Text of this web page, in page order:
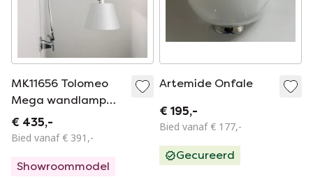
MK11656 Tolomeo
Mega wandlamp
van Michele De
Lucchi & Giancarlo
Artemide
€ 435,-
Bied vanaf € 391,-
Showroommodel
Artemide Onfale
€ 195,-
Bied vanaf € 177,-
Gecureerd